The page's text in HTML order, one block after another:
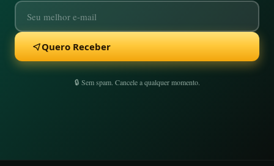
Quero Receber
🔒 Sem spam. Cancele a qualquer momento.